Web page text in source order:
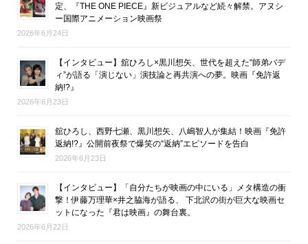
定、『THE ONE PIECE』新ビジュアルなど続々解禁。アヌシ
ー国際アニメーション映画祭
2026年6月24日
【インタビュー】舘ひろし×黒川想矢、世代を超えた“師弟バデ
ィ”が語る「演じない」演技論と再共演への夢。映画『免許返
納!?』
2026年6月23日
舘ひろし、西野七瀬、黒川想矢、八嶋智人が集結！映画『免許
返納!?』公開前夜祭で爆笑の“返納”エピソードを告白
2026年6月23日
【インタビュー】「自分たちが映画の中にいる」メタ構造の衝
撃！伊藤万理華×井之脇海が語る、 下北沢の街が巨大な映画セ
ットになった『君は映画』の舞台裏。
2026年6月22日